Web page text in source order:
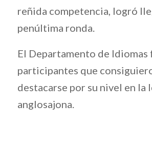
reñida competencia, logró
penúltima ronda.
El Departamento de
participantes que
destacarse por su nivel en la
anglosajona.